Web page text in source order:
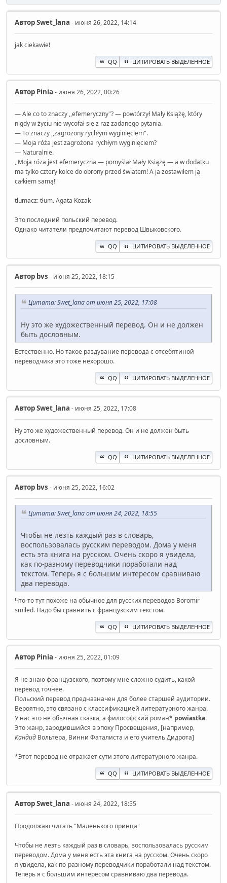
АвторSwet_lana - июня 26, 2022, 14:14
jak ciekawie!
QQ ЦИТИРОВАТЬ ВЫДЕЛЕННОЕ
Автор Pinia - июня 26, 2022, 00:26
— Ale co to znaczy ,,efemeryczny"? — powtórzył Mały Książę, który
nigdy w życiu nie wycofał się z raz zadanego pytania.
— To znaczy ,,zagrożony rychłym wyginięciem".
— Moja róża jest zagrożona rychłym wyginięciem?
— Naturalnie.
,,Moja róża jest efemeryczna — pomyślał Mały Książę — a w dodatku
ma tylko cztery kolce do obrony przed światem! A ja zostawiłem ją
całkiem samą!"
tłumacz: tłum. Agata Kozak
Это последний польский перевод.
Однако читатели предпочитают перевод Швыковского.
QQ ЦИТИРОВАТЬ ВЫДЕЛЕННОЕ
Автор bvs - июня 25, 2022, 18:15
Цитата: Swet_lana от июня 25, 2022, 17:08
Ну это же художественный перевод. Он и не должен
быть дословным.
Естественно. Но такое раздувание перевода с отсебятиной
переводчика это тоже нехорошо.
QQ ЦИТИРОВАТЬ ВЫДЕЛЕННОЕ
АвторSwet_lana - июня 25, 2022, 17:08
Ну это же художественный перевод. Он и не должен быть
дословным.
QQ ЦИТИРОВАТЬ ВЫДЕЛЕННОЕ
Автор bvs - июня 25, 2022, 16:02
Цитата: Swet_lana от июня 24, 2022, 18:55
Чтобы не лезть каждый раз в словарь,
воспользовалась русским переводом. Дома у меня
есть эта книга на русском. Очень скоро я увидела,
как по-разному переводчики поработали над
текстом. Теперь я с большим интересом сравниваю
два перевода.
Что-то тут похоже на обычное для русских переводов Boromir
smiled. Надо бы сравнить с французским текстом.
QQ ЦИТИРОВАТЬ ВЫДЕЛЕННОЕ
Автор Pinia - июня 25, 2022, 01:09
Я не знаю французского, поэтому мне сложно судить, какой
перевод точнее.
Польский перевод предназначен для более старшей аудитории.
Вероятно, это связано с классификацией литературного жанра.
У нас это не обычная сказка, а философский роман* powiastka.
Это жанр, зародившийся в эпоху Просвещения, [например,
Кандид Вольтерa, Винни Фаталиста и его учитель Дидрота]
*Этот перевод не отражает сути этого литературного жанра.
QQ ЦИТИРОВАТЬ ВЫДЕЛЕННОЕ
АвторSwet_lana - июня 24, 2022, 18:55
Продолжаю читать "Маленького принца"
Чтобы не лезть каждый раз в словарь, воспользовалась русским
переводом. Дома у меня есть эта книга на русском. Очень скоро
я увидела, как по-разному переводчики поработали над текстом.
Теперь я с большим интересом сравниваю два перевода.